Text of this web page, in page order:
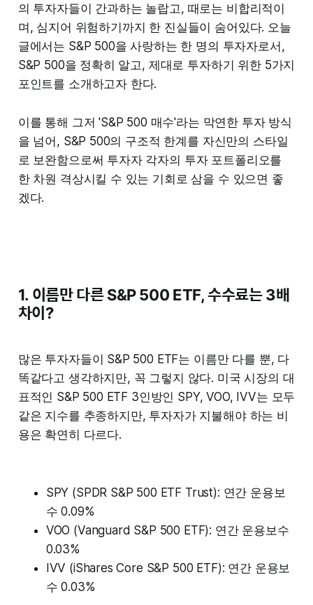
의 투자자들이 간과하는 놀랍고, 때로는 비합리적이
며, 심지어 위험하기까지 한 진실들이 숨어있다. 오늘
글에서는 S&P 500을 사랑하는 한 명의 투자자로서,
S&P 500을 정확히 알고, 제대로 투자하기 위한 5가지
포인트를 소개하고자 한다.
이를 통해 그저 'S&P 500 매수'라는 막연한 투자 방식
을 넘어, S&P 500의 구조적 한계를 자신만의 스타일
로 보완함으로써 투자자 각자의 투자 포트폴리오를
한 차원 격상시킬 수 있는 기회로 삼을 수 있으면 좋
겠다.
1. 이름만 다른 S&P 500 ETF, 수수료는 3배
차이?
많은 투자자들이 S&P 500 ETF는 이름만 다를 뿐, 다
똑같다고 생각하지만, 꼭 그렇지 않다. 미국 시장의 대
표적인 S&P 500 ETF 3인방인 SPY, VOO, IVV는 모두
같은 지수를 추종하지만, 투자자가 지불해야 하는 비
용은 확연히 다르다.
SPY (SPDR S&P 500 ETF Trust): 연간 운용보
수 0.09%
VOO (Vanguard S&P 500 ETF): 연간 운용보수
0.03%
IVV (iShares Core S&P 500 ETF): 연간 운용보
수 0.03%